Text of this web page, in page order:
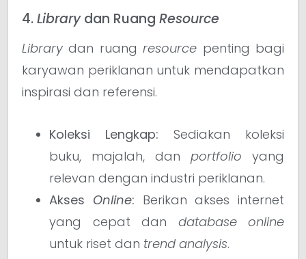
4.Librarydan Ruang Resource
Library dan ruangresource penting bagi
karyawan periklanan untuk mendapatkan
inspirasi dan referensi.
Koleksi Lengkap: Sediakan koleksi
buku, majalah, dan portfolio yang
relevan dengan industri periklanan.
Akses Online: Berikan akses internet
yang cepat dan database online
untuk riset dan trend analysis.